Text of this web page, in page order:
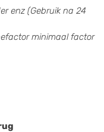
enz (Gebruik na 24
minimaal factor